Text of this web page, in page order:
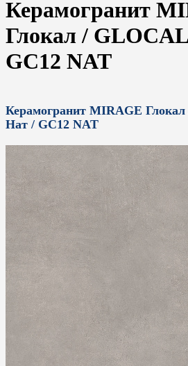
Керамогранит
Глокал /
GC12 NAT
Керамогранит MIRAGE
Нат / GC12 NAT